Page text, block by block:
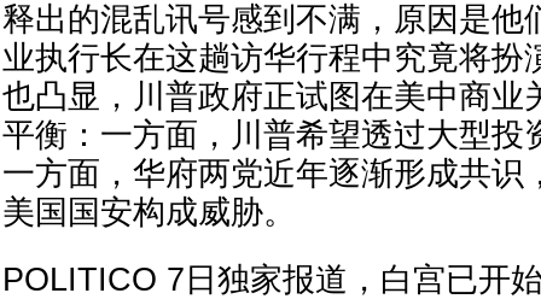
释出的混乱讯号感到不满，原因是他
业执行长在这趟访华行程中究竟将扮
也凸显，川普政府正试图在美中商业
平衡：一方面，川普希望透过大型投
一方面，华府两党近年逐渐形成共识
美国国安构成威胁。
POLITICO 7日独家报道，白宫已开